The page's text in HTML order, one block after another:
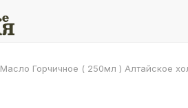
Масло Горчичное ( 250мл ) Алтайское